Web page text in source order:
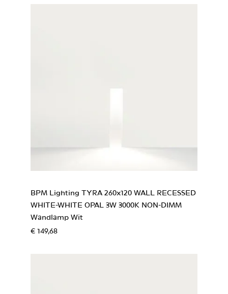
BPM Lighting TYRA 260x120 WALL RECESSED
WHITE-WHITE OPAL 3W 3000K NON-DIMM
Wandlamp Wit
€ 149,68